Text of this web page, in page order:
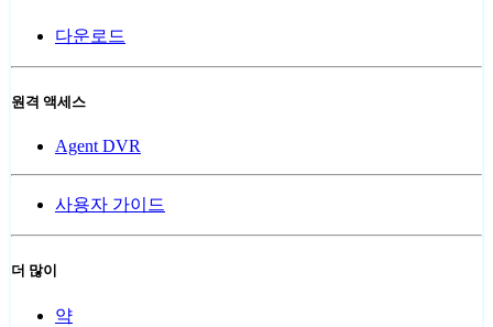
다운로드
원격 액세스
Agent DVR
사용자 가이드
더 많이
약